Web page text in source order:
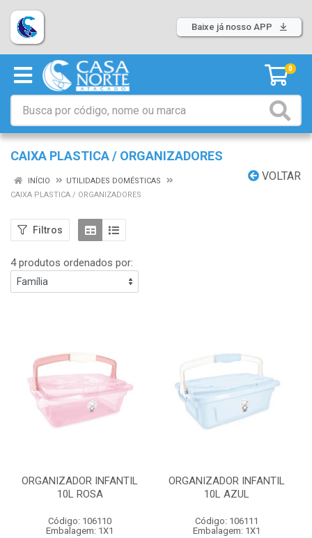
Baixe já nosso APP
0
CAIXA PLASTICA / ORGANIZADORES
VOLTAR
INÍCIO
UTILIDADES DOMÉSTICAS
CAIXA PLASTICA / ORGANIZADORES
Filtros
4 produtos ordenados por:
ORGANIZADOR INFANTIL
10L ROSA
Código: 106110
Embalagem: 1X1
ORGANIZADOR INFANTIL
10L AZUL
Código: 106111
Embalagem: 1X1